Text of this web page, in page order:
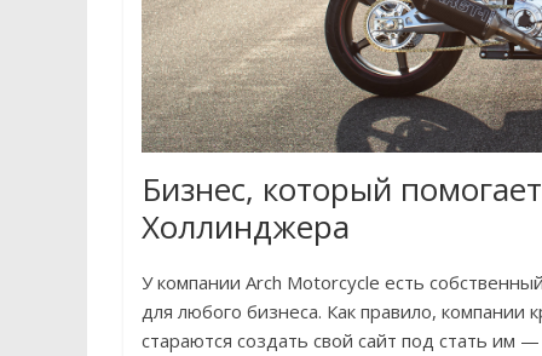
Бизнес, который
Холлинджера
У компании Arch Motorcycle есть
для любого бизнеса. Как правило,
стараются создать свой сайт под стать им